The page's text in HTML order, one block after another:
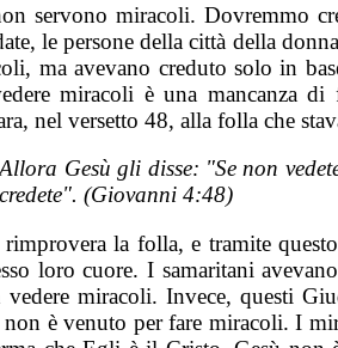
servono miracoli. Dovremmo
le persone della città della
ma avevano creduto solo in
miracoli è una mancanza di
nel versetto 48, alla folla che
Allora Gesù gli disse: "Se non
credete". (Giovanni 4:48)
rimprovera la folla, e tramite
loro cuore. I samaritani
vedere miracoli. Invece, questi
non è venuto per fare miracoli. I